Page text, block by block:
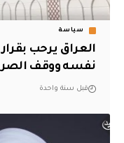
سياسة
العراق يرحب
نفسه ووقف
قبل سنة واحدة